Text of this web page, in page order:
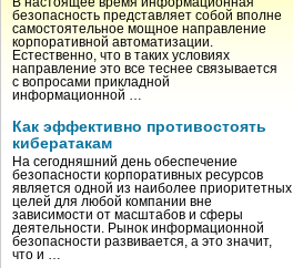
безопасность представляет собой вполне
самостоятельное мощное направление
корпоративной автоматизации.
Естественно, что в таких условиях
направление это все теснее связывается
с вопросами прикладной
информационной …
Как эффективно противостоять
кибератакам
На сегодняшний день обеспечение
безопасности корпоративных ресурсов
является одной из наиболее приоритетных
целей для любой компании вне
зависимости от масштабов и сферы
деятельности. Рынок информационной
безопасности развивается, а это значит,
что и …